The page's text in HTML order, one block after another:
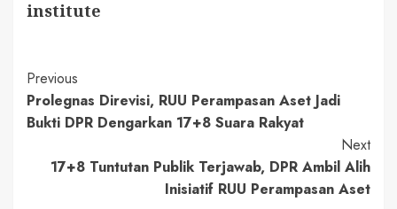
institute
Continue
Reading
Previous
Prolegnas Direvisi, RUU Perampasan Aset Jadi
Bukti DPR Dengarkan 17+8 Suara Rakyat
Next
17+8 Tuntutan Publik Terjawab, DPR Ambil Alih
Inisiatif RUU Perampasan Aset